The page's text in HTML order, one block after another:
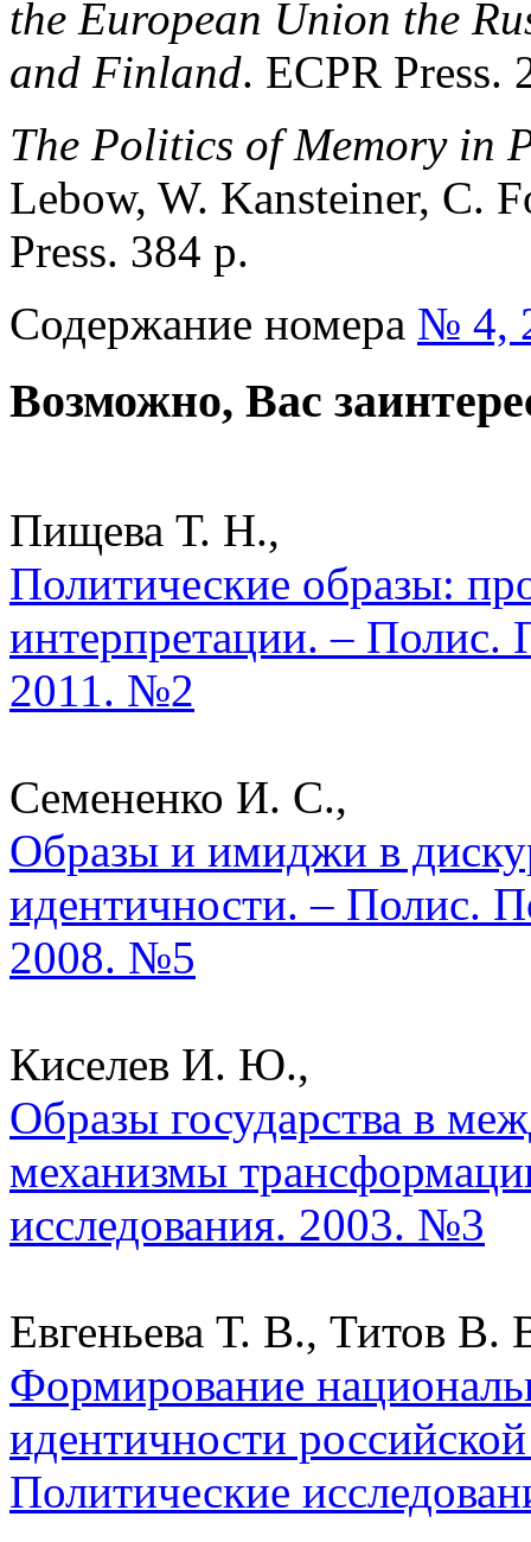
the European Union the
and Finland. ECPR Press.
The Politics of Memory in
Lebow, W. Kansteiner, C.
Press. 384 p.
Содержание номера № 4,
Возможно, Вас
Пищева Т. Н.,
Политические образы:
интерпретации. – Полис.
2011. №2
Семененко И. С.,
Образы и имиджи в
идентичности. – Полис.
2008. №5
Киселев И. Ю.,
Образы государства в
механизмы
исследования. 2003. №3
Евгеньева Т. В., Титов В.
Формирование
идентичности
Политические